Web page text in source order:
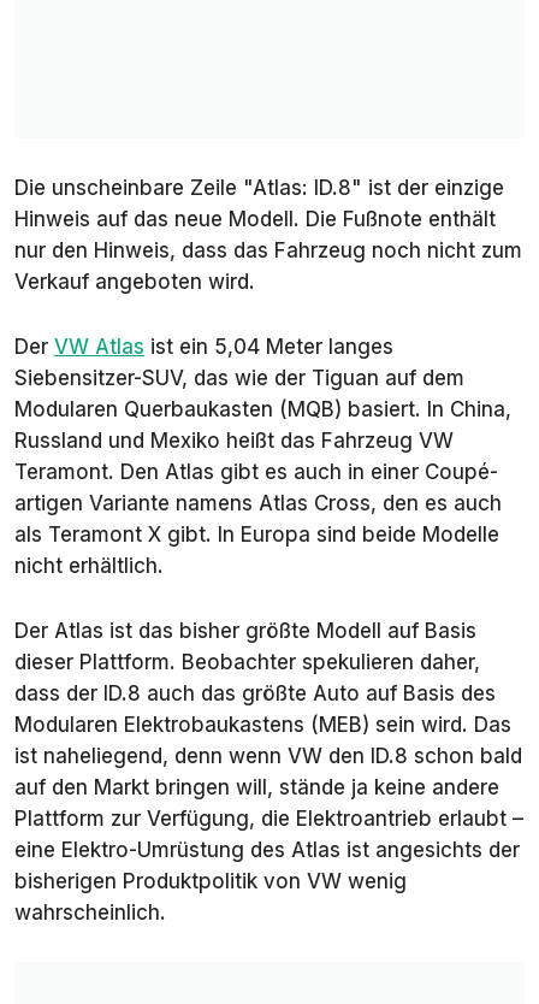
Die unscheinbare Zeile "Atlas: ID.8" ist der einzige
Hinweis auf das neue Modell. Die Fußnote enthält
nur den Hinweis, dass das Fahrzeug noch nicht zum
Verkauf angeboten wird.
Der VW Atlas ist ein 5,04 Meter langes
Siebensitzer-SUV, das wie der Tiguan auf dem
Modularen Querbaukasten (MQB) basiert. In China,
Russland und Mexiko heißt das Fahrzeug VW
Teramont. Den Atlas gibt es auch in einer Coupé-
artigen Variante namens Atlas Cross, den es auch
als Teramont X gibt. In Europa sind beide Modelle
nicht erhältlich.
Der Atlas ist das bisher größte Modell auf Basis
dieser Plattform. Beobachter spekulieren daher,
dass der ID.8 auch das größte Auto auf Basis des
Modularen Elektrobaukastens (MEB) sein wird. Das
ist naheliegend, denn wenn VW den ID.8 schon bald
auf den Markt bringen will, stände ja keine andere
Plattform zur Verfügung, die Elektroantrieb erlaubt –
eine Elektro-Umrüstung des Atlas ist angesichts der
bisherigen Produktpolitik von VW wenig
wahrscheinlich.